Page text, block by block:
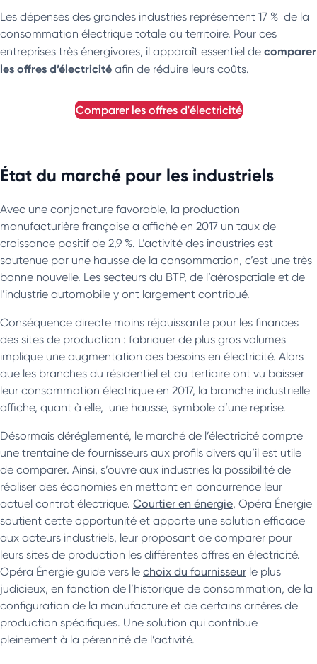
Les dépenses des grandes industries représentent 17 % de la
consommation électrique totale du territoire. Pour ces
entreprises très énergivores, il apparaît essentiel de comparer
les offres d’électricité afin de réduire leurs coûts.
comparer les offres d'électricité
État du marché pour les industriels
Avec une conjoncture favorable, la production
manufacturière française a affiché en 2017 un taux de
croissance positif de 2,9 %. L’activité des industries est
soutenue par une hausse de la consommation, c’est une très
bonne nouvelle. Les secteurs du BTP, de l’aérospatiale et de
l’industrie automobile y ont largement contribué.
Conséquence directe moins réjouissante pour les finances
des sites de production : fabriquer de plus gros volumes
implique une augmentation des besoins en électricité. Alors
que les branches du résidentiel et du tertiaire ont vu baisser
leur consommation électrique en 2017, la branche industrielle
affiche, quant à elle, une hausse, symbole d’une reprise.
Désormais déréglementé, le marché de l’électricité compte
une trentaine de fournisseurs aux profils divers qu’il est utile
de comparer. Ainsi, s’ouvre aux industries la possibilité de
réaliser des économies en mettant en concurrence leur
actuel contrat électrique. Courtier en énergie, Opéra Énergie
soutient cette opportunité et apporte une solution efficace
aux acteurs industriels, leur proposant de comparer pour
leurs sites de production les différentes offres en électricité.
Opéra Énergie guide vers le choix du fournisseur le plus
judicieux, en fonction de l’historique de consommation, de la
configuration de la manufacture et de certains critères de
production spécifiques. Une solution qui contribue
pleinement à la pérennité de l’activité.